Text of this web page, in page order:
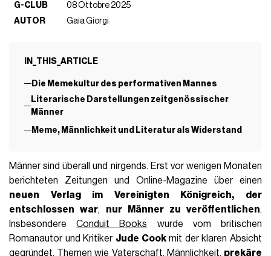
G-CLUB
08 Ottobre 2025
AUTOR
Gaia Giorgi
IN_THIS_ARTICLE
Die Memekultur des performativen Mannes
Literarische Darstellungen zeitgenössischer
Männer
Meme, Männlichkeit und Literatur als Widerstand
Männer sind überall und nirgends. Erst vor wenigen Monaten
berichteten Zeitungen und Online-Magazine über einen
neuen Verlag im Vereinigten Königreich, der
entschlossen war, nur Männer zu veröffentlichen.
InsbesondereConduit Books wurde vom britischen
Romanautor und Kritiker Jude Cookmit der klaren Absicht
gegründet, Themen wie Vaterschaft, Männlichkeit, prekäre